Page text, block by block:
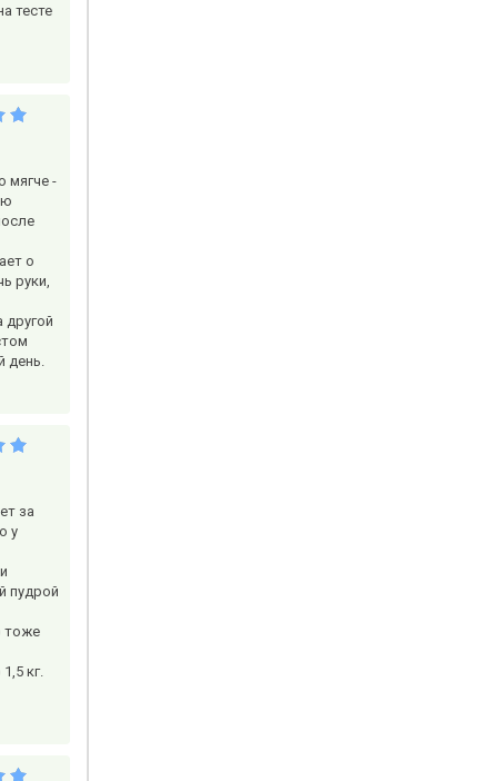
тесте
мягче -
о
руки,
другой
день.
за
у
пудрой
тоже
кг.